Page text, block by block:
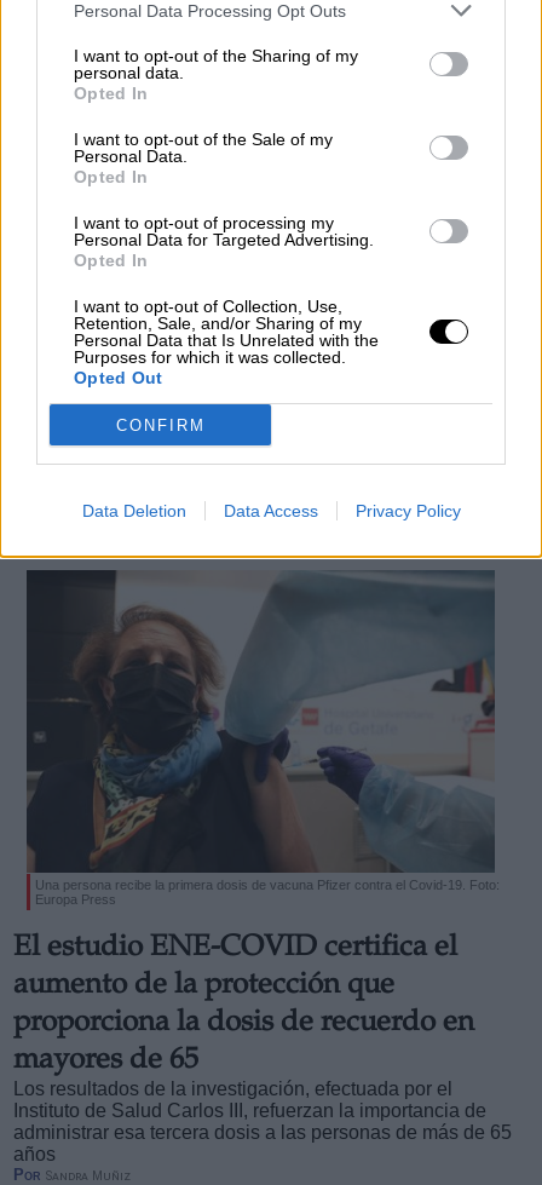
Personal Data Processing Opt Outs
I want to opt-out of the Sharing of my
personal data.
Opted In
I want to opt-out of the Sale of my
Personal Data.
Opted In
I want to opt-out of processing my
Personal Data for Targeted Advertising.
Opted In
I want to opt-out of Collection, Use,
Retention, Sale, and/or Sharing of my
Personal Data that Is Unrelated with the
Purposes for which it was collected.
Opted Out
CONFIRM
Data Deletion Data Access Privacy Policy
Una nueva prueba rápida permite
conocer la eficacia de los anticuerpos
frente a las distintas variantes de
COVID-19
Esta prueba, creada por ingenieros estadounidenses,
pretende detectar de forma precoz variantes que puedan
escapar a la protección vacunal
PorSandra Muñiz
martes, 7 de diciembre de 2021
Una persona recibe la primera dosis de vacuna Pfizer contra el Covid-19. Foto:
Europa Press
El estudio ENE-COVID certifica el
aumento de la protección que
proporciona la dosis de recuerdo en
mayores de 65
Los resultados de la investigación, efectuada por el
Instituto de Salud Carlos III, refuerzan la importancia de
administrar esa tercera dosis a las personas de más de 65
años
Por Sandra Muñiz